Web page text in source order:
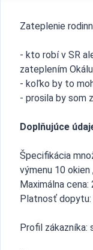
Zateplenie
- kto robí v SR
zateplením Okálu
- koľko by to
- prosila by som
Doplňujúce
Špecifikácia
výmenu 10 okien
Maximálna cena:
Platnosť
Profil zákazníka: